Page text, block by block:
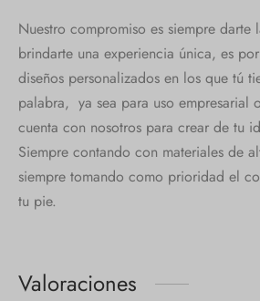
Nuestro compromiso es siempre
brindarte una experiencia única, es
diseños personalizados en los que tú
palabra, ya sea para uso empresarial
cuenta con nosotros para crear de tu
Siempre contando con materiales de
siempre tomando como prioridad el
tu pie.
Valoraciones